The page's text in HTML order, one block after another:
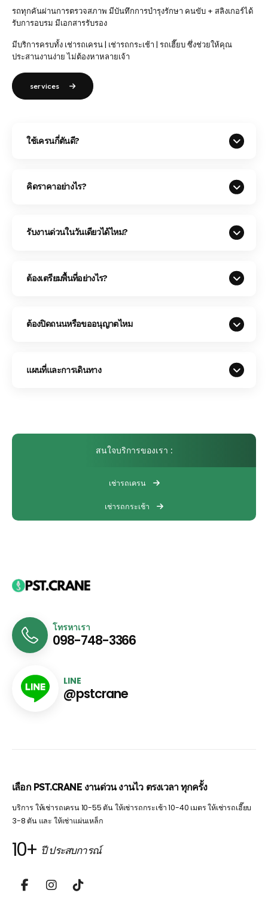
รถทุกคันผ่านการตรวจสภาพ มีบันทึกการบำรุงรักษา คนขับ + สลิงเกอร์ได้
รับการอบรม มีเอกสารรับรอง
มีบริการครบทั้ง เช่ารถเครน | เช่ารถกระเช้า | รถเฮี๊ยบ ซึ่งช่วยให้คุณ
ประสานงานง่าย ไม่ต้องหาหลายเจ้า
services
ใช้เครนกี่ตันดี?
คิดราคาอย่างไร?
รับงานด่วนในวันเดียวได้ไหม?
ต้องเตรียมพื้นที่อย่างไร?
ต้องปิดถนนหรือขออนุญาตไหม
แผนที่และการเดินทาง
สนใจบริการของเรา :
เช่ารถเครน
เช่ารถกระเช้า
โทรหาเรา
098-748-3366
LINE
@pstcrane
เลือก PST.CRANE งานด่วน งานไว ตรงเวลา ทุกครั้ง
บริการ ให้เช่ารถเครน 10-55 ตัน ให้เช่ารถกระเช้า 10-40 เมตร ให้เช่ารถเฮี๊ยบ
3-8 ตัน และ ให้เช่าแผ่นเหล็ก
10+ ปี ประสบการณ์